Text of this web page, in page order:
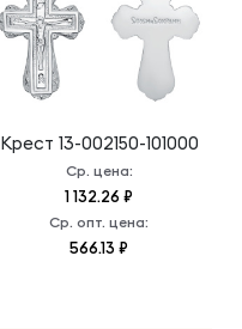
Крест 13-002150-101000
Ср. цена:
1 132.26 ₽
Ср. опт. цена:
566.13 ₽